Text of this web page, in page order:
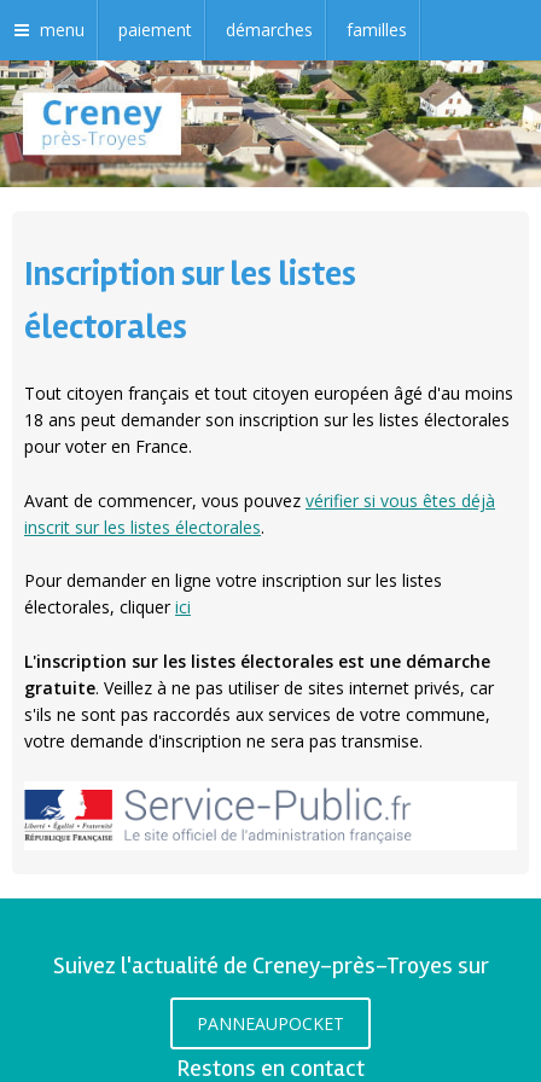
menu paiement démarches familles
Inscription sur les listes
électorales
Tout citoyen français et tout citoyen européen âgé d'au moins
18 ans peut demander son inscription sur les listes électorales
pour voter en France.
Avant de commencer, vous pouvez vérifier si vous êtes déjà
inscrit sur les listes électorales.
Pour demander en ligne votre inscription sur les listes
électorales, cliquerici
L'inscription sur les listes électorales est une démarche
gratuite. Veillez à ne pas utiliser de sites internet privés, car
s'ils ne sont pas raccordés aux services de votre commune,
votre demande d'inscription ne sera pas transmise.
Suivez l'actualité de Creney-près-Troyes sur
PANNEAUPOCKET
Restons en contact